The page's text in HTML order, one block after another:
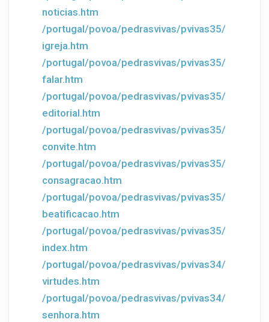
noticias.htm
/portugal/povoa/pedrasvivas/pvivas35/
igreja.htm
/portugal/povoa/pedrasvivas/pvivas35/
falar.htm
/portugal/povoa/pedrasvivas/pvivas35/
editorial.htm
/portugal/povoa/pedrasvivas/pvivas35/
convite.htm
/portugal/povoa/pedrasvivas/pvivas35/
consagracao.htm
/portugal/povoa/pedrasvivas/pvivas35/
beatificacao.htm
/portugal/povoa/pedrasvivas/pvivas35/
index.htm
/portugal/povoa/pedrasvivas/pvivas34/
virtudes.htm
/portugal/povoa/pedrasvivas/pvivas34/
senhora.htm